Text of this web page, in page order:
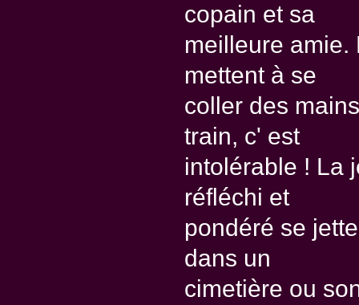
copain et sa
meilleure amie.
mettent à se
coller des
train, c' est
intolérable ! La
réfléchi et
pondéré se
dans un
cimetière ou